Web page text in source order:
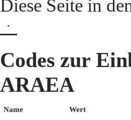
Diese Seite in
ᆞ
Codes zur
ARAEA
Name
Wert